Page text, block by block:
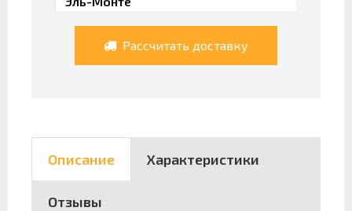
Рассчитать доставку
Описание Характеристики
Отзывы